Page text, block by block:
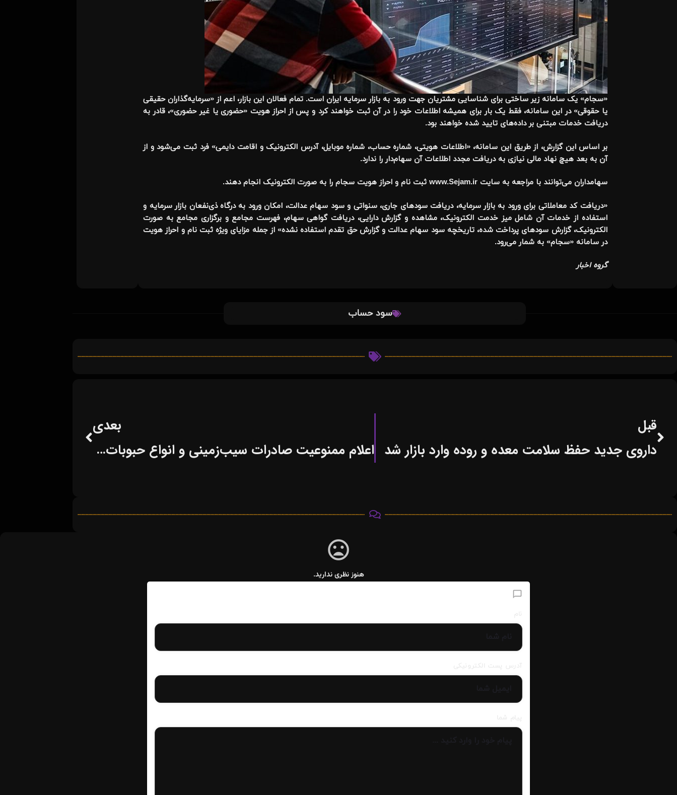
«سجام» یک سامانه زیر ساختی برای شناسایی مشتریان جهت ورود به بازار سرمایه ایران است. تمام فعالان این بازار، اعم از «سرمایه‌گذاران حقیقی
یا حقوقی» در این سامانه، فقط یک بار برای همیشه اطلاعات خود را در آن ثبت خواهند کرد و پس از احراز هویت «حضوری یا غیر حضوری»، قادر به
دریافت خدمات مبتنی بر داده‌های تایید شده خواهند بود.
بر اساس این گزارش، از طریق این سامانه، «اطلاعات هویتی، شماره حساب، شماره موبایل، آدرس الکترونیک و اقامت دایمی» فرد ثبت می‌شود و از
آن به بعد هیچ نهاد مالی نیازی به دریافت مجدد اطلاعات آن سهام‌دار را ندارد.
سهامداران می‌توانند با مراجعه به سایت www.Sejam.ir ثبت نام و احراز هویت سجام را به صورت الکترونیک انجام دهند.
«دریافت کد معاملاتی برای ورود به بازار سرمایه، دریافت سودهای جاری، سنواتی و سود سهام عدالت، امکان ورود به درگاه ذی‌نفعان بازار سرمایه و
استفاده از خدمات آن شامل میز خدمت الکترونیک، مشاهده و گزارش دارایی، دریافت گواهی سهام، فهرست مجامع و برگزاری مجامع به صورت
الکترونیک، گزارش سودهای پرداخت شده، تاریخچه سود سهام عدالت و گزارش حق تقدم استفاده نشده» از جمله مزایای ویژه ثبت نام و احراز هویت
در سامانه «سجام» به شمار می‌رود.
گروه اخبار
سود حساب
قبل
داروی جدید حفظ سلامت معده و روده وارد بازار شد
بعدی
اعلام ممنوعیت صادرات سیب‌زمینی و انواع حبوبات به مدت ۲ ماه
هنوز نظری ندارید.